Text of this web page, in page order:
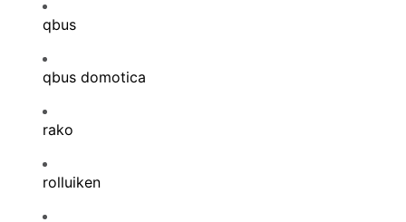
qbus
qbus domotica
rako
rolluiken